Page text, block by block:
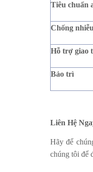
Tiêu chuẩn
Chống
Hỗ trợ giao
Bảo trì
Liên Hệ
Hãy để
chúng tôi để